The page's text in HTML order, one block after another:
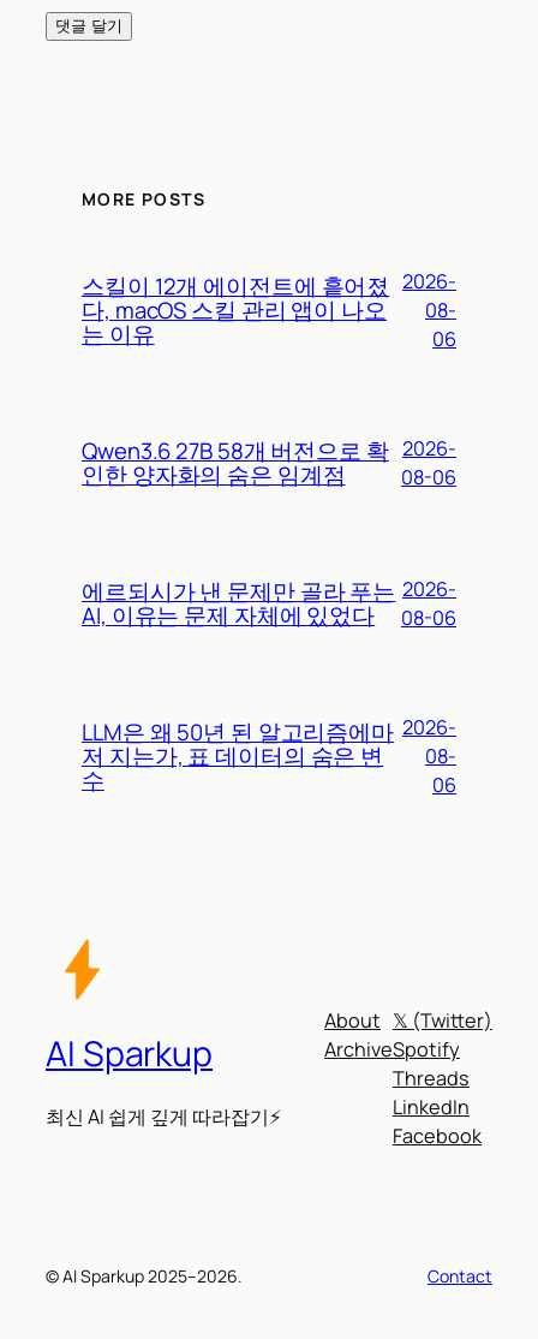
MORE POSTS
스킬이 12개 에이전트에 흩어졌
다, macOS 스킬 관리 앱이 나오
는 이유
2026-
08-
06
Qwen3.6 27B 58개 버전으로 확
인한 양자화의 숨은 임계점
2026-
08-06
에르되시가 낸 문제만 골라 푸는
AI, 이유는 문제 자체에 있었다
2026-
08-06
LLM은 왜 50년 된 알고리즘에마
저 지는가, 표 데이터의 숨은 변
수
2026-
08-
06
AI Sparkup
최신 AI 쉽게 깊게 따라잡기⚡
About
Archive
𝕏 (Twitter)
Spotify
Threads
LinkedIn
Facebook
© AI Sparkup 2025–2026. Contact